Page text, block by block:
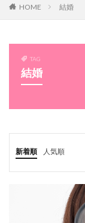
HOME 結婚
TAG
結婚
新着順 人気順
方法
新郎
挙式
特徴
対処法
平均
席
家